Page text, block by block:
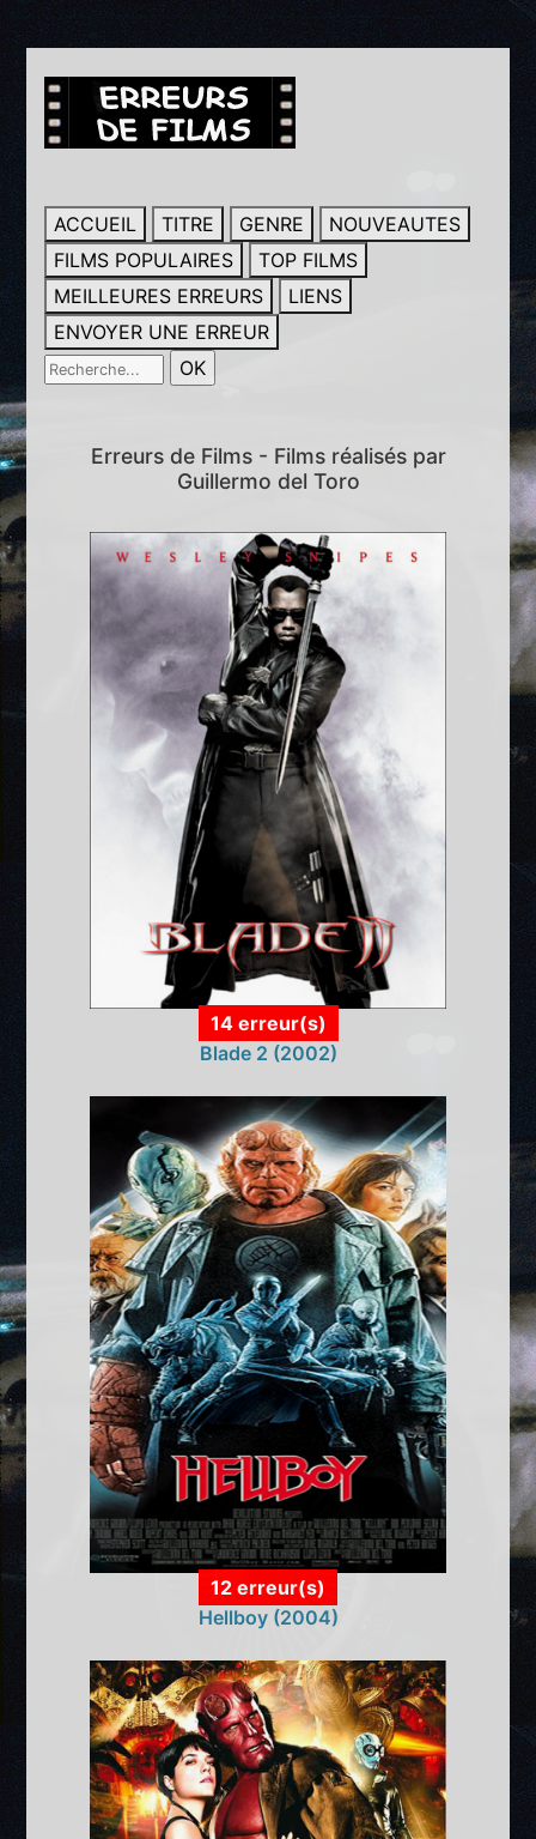
ACCUEIL TITRE GENRE
NOUVEAUTES
FILMS POPULAIRES
TOP FILMS
MEILLEURES ERREURS
LIENS
ENVOYER UNE ERREUR
Erreurs de Films - Films réalisés par
Guillermo del Toro
14 erreur(s)
Blade 2 (2002)
12 erreur(s)
Hellboy (2004)